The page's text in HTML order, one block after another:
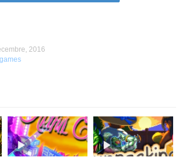
2016